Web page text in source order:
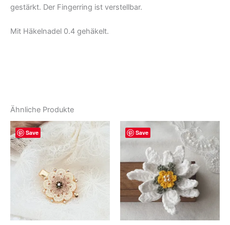
gestärkt. Der Fingerring ist verstellbar.
Mit Häkelnadel 0.4 gehäkelt.
Ähnliche Produkte
Save Save